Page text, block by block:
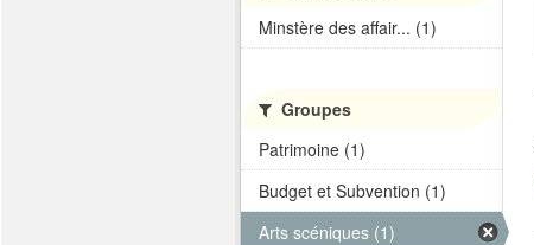
Minstère des affair... (1)
Groupes
Patrimoine (1)
Budget et Subvention (1)
Arts scéniques (1)